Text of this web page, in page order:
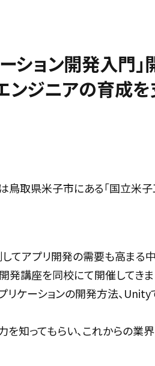
ション開発入門
ンジニアの育成
取県米子市にある「国立米
てアプリ開発の需要も高まる
発講座を同校にて開催してきま
ケーションの開発方法、
知ってもらい、これからの業